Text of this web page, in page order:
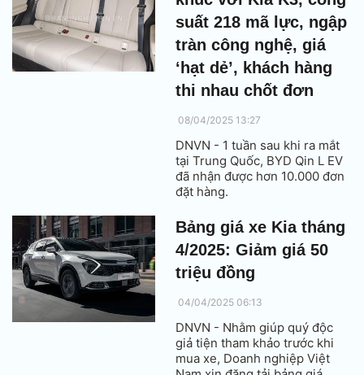
suất 218 mã lực, ngập
tràn công nghệ, giá
‘hạt dẻ’, khách hàng
thi nhau chốt đơn
08/04/2025 13:27
DNVN - 1 tuần sau khi ra mắt
tại Trung Quốc, BYD Qin L EV
đã nhận được hơn 10.000 đơn
đặt hàng.
Bảng giá xe Kia tháng
4/2025: Giảm giá 50
triệu đồng
04/04/2025 06:13
DNVN - Nhằm giúp quý độc
giả tiện tham khảo trước khi
mua xe, Doanh nghiệp Việt